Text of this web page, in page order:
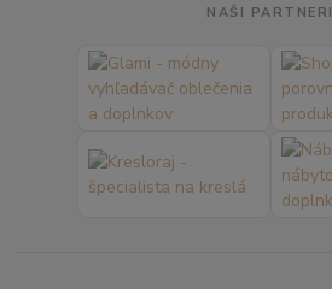
NAŠI PARTNERI